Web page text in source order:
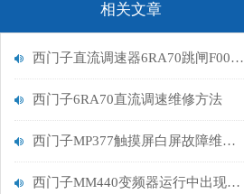
相关文章
西门子直流调速器6RA70跳闸F005励磁报警处理
西门子6RA70直流调速维修方法
西门子MP377触摸屏白屏故障维修分析
西门子MM440变频器运行中出现报警F0023故障解决